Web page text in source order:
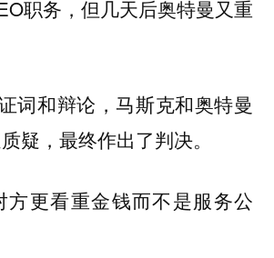
职务，但几天后奥特曼又重
词和辩论，马斯克和奥特曼
疑，最终作出了判决。
方更看重金钱而不是服务公